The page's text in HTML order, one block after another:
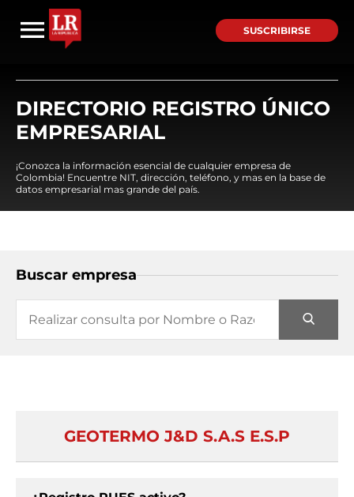
SUSCRIBIRSE
DIRECTORIO REGISTRO ÚNICO
EMPRESARIAL
¡Conozca la información esencial de cualquier empresa de
Colombia! Encuentre NIT, dirección, teléfono, y mas en la base de
datos empresarial mas grande del país.
Buscar empresa
GEOTERMO J&D S.A.S E.S.P